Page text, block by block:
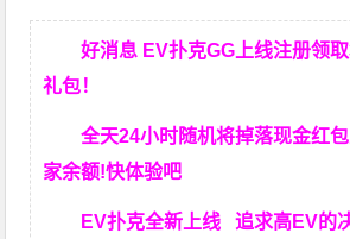
好消息 EV扑克GG上线注册领
礼包！
全天24小时随机将掉落现金红
家余额!快体验吧
EV扑克全新上线 追求高EV的